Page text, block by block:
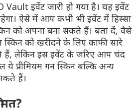
Vault इवेंट जारी हो गया है। यह इवेंट
ऐसे में आप कभी भी इवेंट में हिस्सा
को अपना बना सकते हैं। बता दें, वैसे
स्किन को खरीदने के लिए काफी सारे
हैं, लेकिन इस इवेंट के जरिए आप चंद
प्रीमियम गन स्किन बल्कि अन्य
हैं।